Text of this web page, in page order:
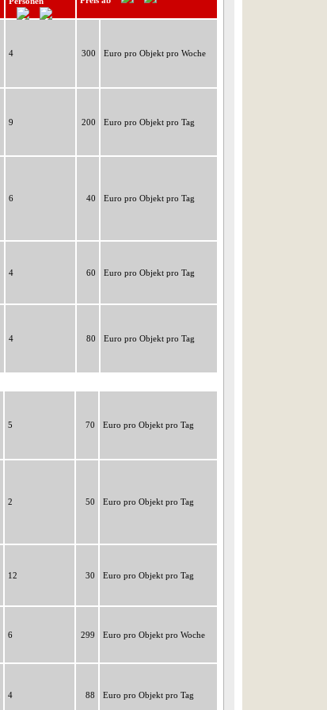
4 300 Euro pro Objekt pro Woche
9 200 Euro pro Objekt pro Tag
6 40 Euro pro Objekt pro Tag
4 60 Euro pro Objekt pro Tag
4 80 Euro pro Objekt pro Tag
5 70 Euro pro Objekt pro Tag
2 50 Euro pro Objekt pro Tag
12 30 Euro pro Objekt pro Tag
6 299 Euro pro Objekt pro Woche
4 88 Euro pro Objekt pro Tag